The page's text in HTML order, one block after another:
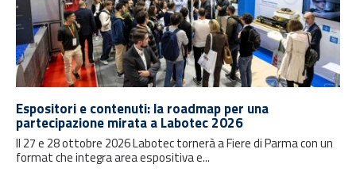
Espositori e contenuti: la roadmap per una
partecipazione mirata a Labotec 2026
Il 27 e 28 ottobre 2026 Labotec tornerà a Fiere di Parma con un
format che integra area espositiva e...